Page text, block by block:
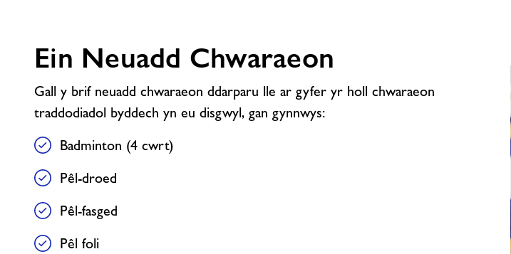
Ein Neuadd Chwaraeon
Gall y brif neuadd chwaraeon ddarparu lle ar gyfer yr holl chwaraeon
traddodiadol byddech yn eu disgwyl, gan gynnwys:
Badminton (4 cwrt)
Pêl-droed
Pêl-fasged
Pêl foli